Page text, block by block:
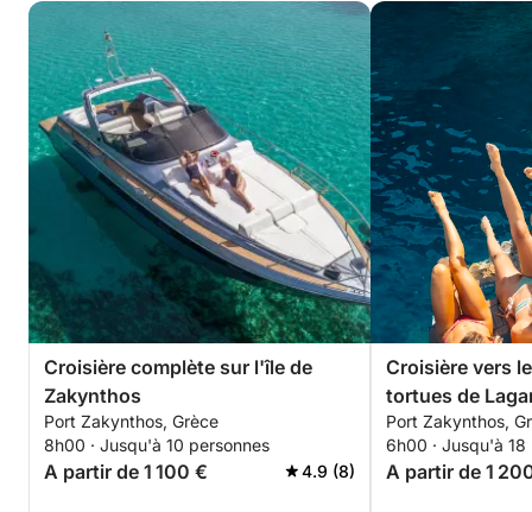
Croisière complète sur l'île de
Zakynthos
Port Zakynthos, Grèce
8h00 · Jusqu'à 10 personnes
A partir de 1 100 € 4.9 (8)
Croisière vers
tortues de
Keri
Port Zakynthos,
6h00 · Jusqu'à 18
A partir de 1